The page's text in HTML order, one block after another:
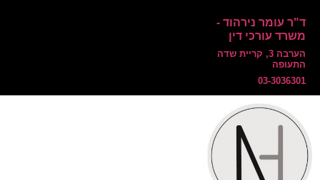
ד"ר עומר נירהוד -
משרד עורכי דין
הערבה 3, קריית שדה
התעופה
03-3036301